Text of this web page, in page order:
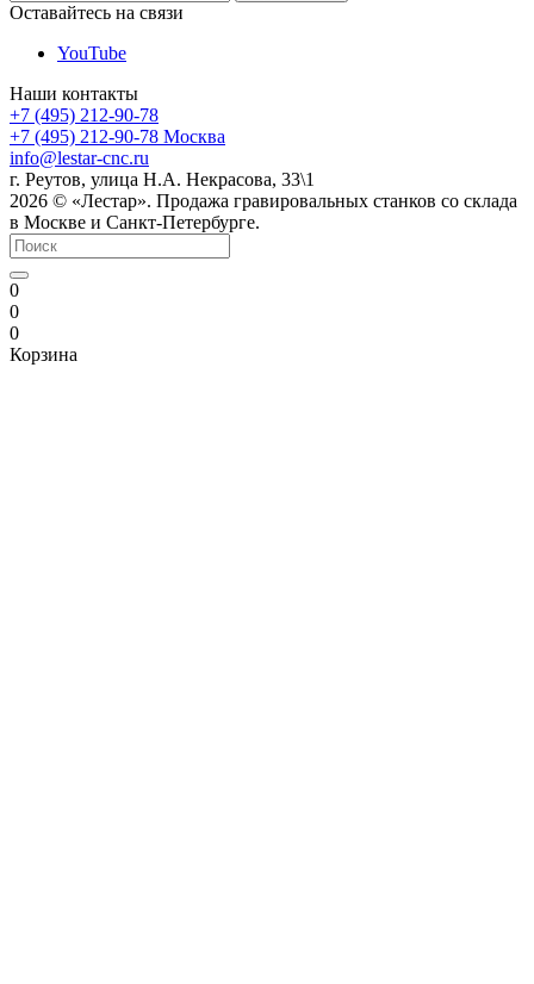
Оставайтесь на связи
YouTube
Наши контакты
+7 (495) 212-90-78
+7 (495) 212-90-78 Москва
info@lestar-cnc.ru
г. Реутов, улица Н.А. Некрасова, 33\1
2026 © «Лестар». Продажа гравировальных станков со склада
в Москве и Санкт-Петербурге.
0
0
0
Корзина